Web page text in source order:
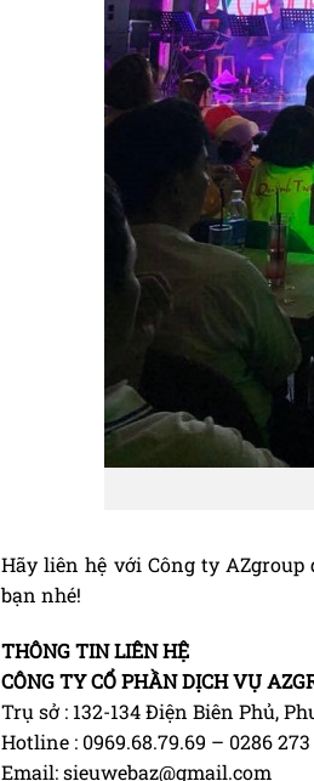
Hãy liên hệ với Công ty
bạn nhé!
THÔNG TIN LIÊN HỆ
CÔNG TY CỔ PHẦN DỊCH VỤ
Trụ sở : 132-134 Điện Biên Phủ,
Hotline : 0969.68.79.69 – 0286 273
Email: sieuwebaz@gmail.com